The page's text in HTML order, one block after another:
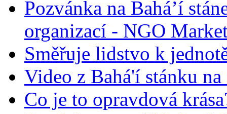
Pozvánka na Bahá’í
organizací - NGO
Směřuje lidstvo k
Video z Bahá'í stánku
Co je to opravdová